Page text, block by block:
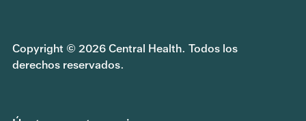
Copyright © 2026 Central Health. Todos los
derechos reservados.